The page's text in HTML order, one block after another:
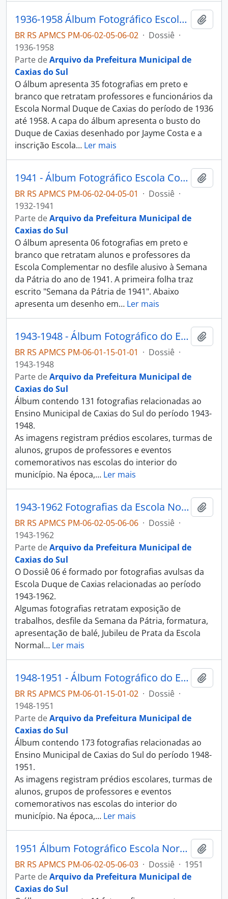
1936-1958 Álbum Fotográfico Escola Normal Duque de Caxias
BR RS APMCS PM-06-02-05-06-02 · Dossiê ·
1936-1958
Parte deArquivo da Prefeitura Municipal de
Caxias do Sul
O álbum apresenta 35 fotografias em preto e
branco que retratam professores e funcionários da
Escola Normal Duque de Caxias do período de 1936
até 1958. A capa do álbum apresenta o busto do
Duque de Caxias desenhado por Jayme Costa e a
inscrição Escola… Ler mais
1941 - Álbum Fotográfico Escola Complementar de Caxias
BR RS APMCS PM-06-02-04-05-01 · Dossiê ·
1932-1941
Parte deArquivo da Prefeitura Municipal de
Caxias do Sul
O álbum apresenta 06 fotografias em preto e
branco que retratam alunos e professores da
Escola Complementar no desfile alusivo à Semana
da Pátria do ano de 1941. A primeira folha traz
escrito "Semana da Pátria de 1941". Abaixo
apresenta um desenho em… Ler mais
1943-1948 - Álbum Fotográfico do Ensino Municipal de Caxias do Sul
BR RS APMCS PM-06-01-15-01-01 · Dossiê ·
1943-1948
Parte deArquivo da Prefeitura Municipal de
Caxias do Sul
Álbum contendo 131 fotografias relacionadas ao
Ensino Municipal de Caxias do Sul do período 1943-
1948.
As imagens registram prédios escolares, turmas de
alunos, grupos de professores e eventos
comemorativos nas escolas do interior do
município. Na época,… Ler mais
1943-1962 Fotografias da Escola Normal Duque de Caxias
BR RS APMCS PM-06-02-05-06-06 · Dossiê ·
1943-1962
Parte deArquivo da Prefeitura Municipal de
Caxias do Sul
O Dossiê 06 é formado por fotografias avulsas da
Escola Duque de Caxias relacionadas ao período
1943-1962.
Algumas fotografias retratam exposição de
trabalhos, desfile da Semana da Pátria, formatura,
apresentação de balé, Jubileu de Prata da Escola
Normal… Ler mais
1948-1951 - Álbum Fotográfico do Ensino Municipal de Caxias do Sul
BR RS APMCS PM-06-01-15-01-02 · Dossiê ·
1948-1951
Parte deArquivo da Prefeitura Municipal de
Caxias do Sul
Álbum contendo 173 fotografias relacionadas ao
Ensino Municipal de Caxias do Sul do período 1948-
1951.
As imagens registram prédios escolares, turmas de
alunos, grupos de professores e eventos
comemorativos nas escolas do interior do
município. Na época,… Ler mais
1951 Álbum Fotográfico Escola Normal Duque de Caxias
BR RS APMCS PM-06-02-05-06-03 · Dossiê · 1951
Parte deArquivo da Prefeitura Municipal de
Caxias do Sul